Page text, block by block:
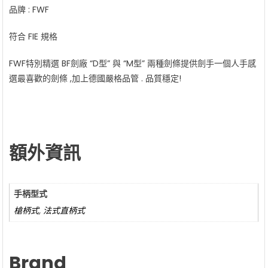
品牌 : FWF
符合 FIE 規格
FWF特別精選 BF劍廠 “D型” 與 “M型” 兩種劍條提供劍手一個人手感
選最喜歡的劍條 ,加上德國嚴格品管 . 品質穩定!
額外資訊
手柄型式
槍柄式, 法式直柄式